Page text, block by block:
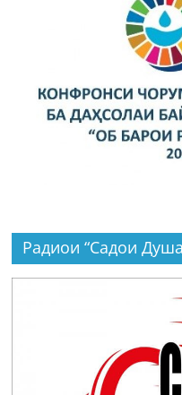
Радиои “Садои